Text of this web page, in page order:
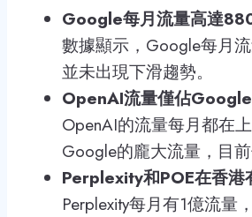
Google每月流量高達
數據顯示，Google每月
並未出現下滑趨勢。
OpenAI流量僅佔
OpenAI的流量每月都在
Google的龐大流量，目前
Perplexity和POE在香港
Perplexity每月有1億流量